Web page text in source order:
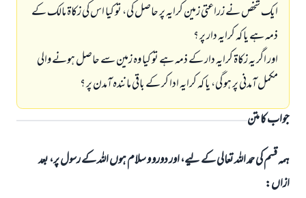
ايك شخص نے زراعتى زمين كرايہ پر حاصل كى، تو كيا اس كى زكاۃ مالك كے
ذمہ ہے يا كہ كرايہ دار پر ؟
اور اگر يہ زكاۃ كرايہ دار كے ذمہ ہے تو كيا وہ زمين سے حاصل ہونے والى
مكمل آمدنى پر ہو گى، يا كہ كرايہ ادا كر كے باقى مانندہ آمدن پر ؟
جواب کا متن
ہمہ قسم کی حمد اللہ تعالی کے لیے، اور دورو و سلام ہوں اللہ کے رسول پر، بعد
ازاں: